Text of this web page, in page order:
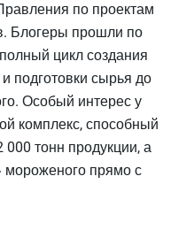
по проектам
Блогеры прошли по
цикл создания
подготовки сырья до
Особый интерес у
комплекс, способный
тонн продукции, а
мороженого прямо с